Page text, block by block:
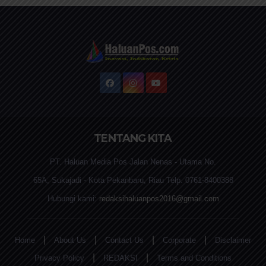
TENTANG KITA
PT. Haluan Media Pos Jalan Nenas - Utama No.
65A, Sukajadi - Kota Pekanbaru, Riau Telp. 0761-8400388
Hubungi kami: redaksihaluanpos2016@gmail.com
Home About Us Contact Us Corporate
Disclaimer
Privacy Policy
REDAKSI Terms and Conditions